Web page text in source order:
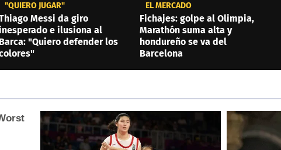
"QUIERO JUGAR"
Messi da giro
e ilusiona al
"Quiero defender los
EL MERCADO
Fichajes: golpe al Olimpia,
Marathón suma alta y
hondureño se va del
Barcelona